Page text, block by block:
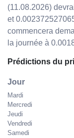
(11.08.2026)
et
commencera
la journée à
Prédictions du
Jour
Mardi
Mercredi
Jeudi
Vendredi
Samedi